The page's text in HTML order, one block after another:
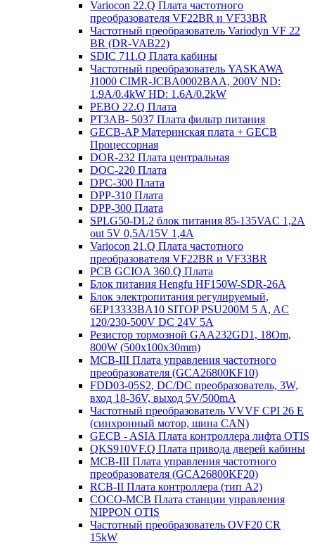
Variocon 22.Q Плата частотного
преобразователя VF22BR и VF33BR
Частотный преобразователь Variodyn VF 22
BR (DR-VAB22)
SDIC 711.Q Плата кабины
Частотный преобразователь YASKAWA
J1000 CIMR-JCBA0002BAA, 200V ND:
1.9A/0.4kW HD: 1.6A/0.2kW
PEBO 22.Q Плата
РТ3АВ- 5037 Плата фильтр питания
GECB-AP Материнская плата + GECB
Процессорная
DOR-232 Плата центральная
DOC-220 Плата
DPC-300 Плата
DPP-310 Плата
DPP-300 Плата
SPLG50-DL2 блок питания 85-135VAC 1,2А
out 5V 0,5А/15V 1,4А
Variocon 21.Q Плата частотного
преобразователя VF22BR и VF33BR
PCB GCIOA 360.Q Плата
Блок питания Hengfu HF150W-SDR-26A
Блок электропитания регулируемый,
6EP13333BA10 SITOP PSU200M 5 A, AC
120/230-500V DC 24V 5A
Резистор тормозной GAA232GD1, 18Om,
800W (500x100x30mm)
MCB-III Плата управления частотного
преобразователя (GCA26800KF10)
FDD03-05S2, DC/DC преобразователь, 3W,
вход 18-36V, выход 5V/500mA
Частотный преобразователь VVVF CPI 26 E
(синхронный мотор, шина CAN)
GECB - ASIA Плата контроллера лифта OTIS
QKS910VF.Q Плата привода дверей кабины
MCB-III Плата управления частотного
преобразователя (GCA26800KF20)
RCB-II Плата контроллера (тип A2)
COCO-MCB Плата станции управления
NIPPON OTIS
Частотный преобразователь OVF20 CR
15kW